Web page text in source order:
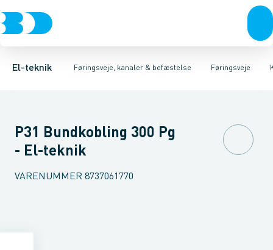
El-teknik Føringsveje, kanaler & befæstelse
Afbrydere, stikkontakter & lampeudtagForgreningsmateriel
Føringsveje
Føringsveje Installationskanaler for gulvInstallationskanaler
Gitterbakke Endestykke til kabelbakkeMontageplade til
P31 Bundkobling 300 Pg
- El-teknik
VARENUMMER 8737061770